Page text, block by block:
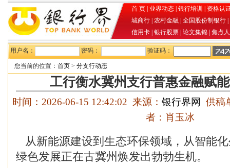
首 页 业界动态 银行培训
资格认
城商行 农村金融 全国股份制银行
信用卡 银行股票 论文集锦 焦点
用户名： 密码： 验证码：
您当前的位置： 首页 > 分支行动态
工行衡水冀州支行普惠金融赋
时间：2026-06-15 12:42:02 来源： 银行界网
供稿
者：肖玉冰
从新能源建设到生态环保领域，从智能
绿色发展正在古冀州焕发出勃勃生机。